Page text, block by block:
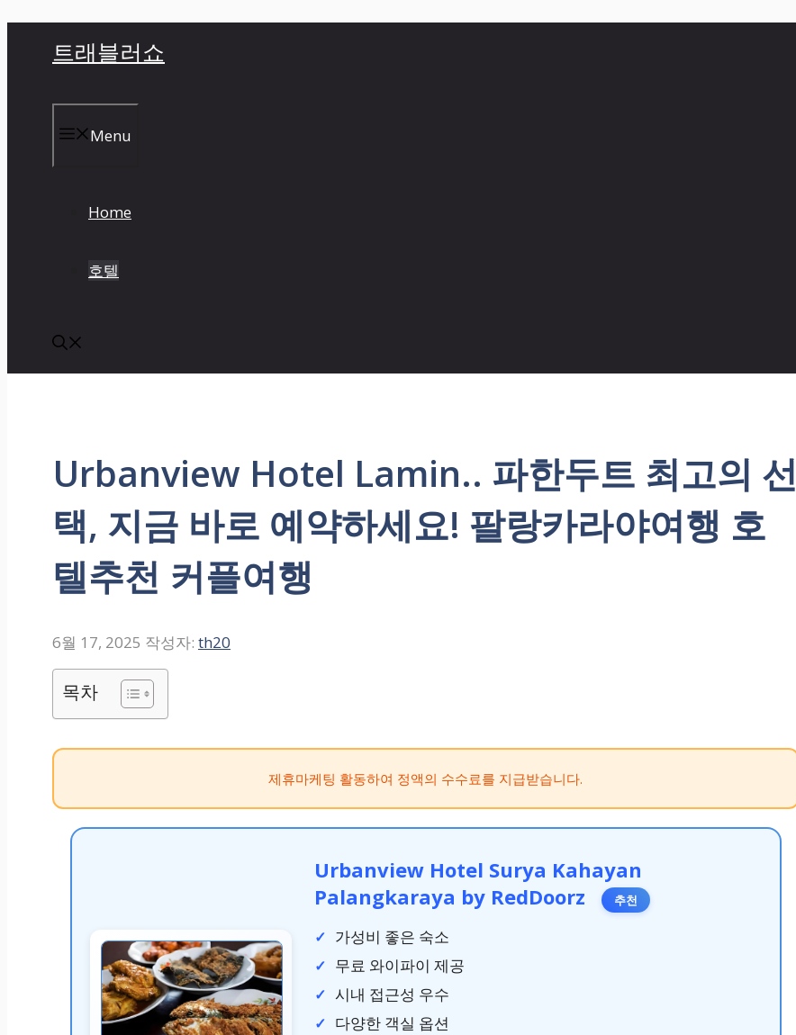
트래블러쇼
Menu
Home
호텔
Urbanview Hotel Lamin.. 파한두트 최고의 선
택, 지금 바로 예약하세요! 팔랑카라야여행 호
텔추천 커플여행
6월 17, 2025 작성자: th20
목차
제휴마케팅 활동하여 정액의 수수료를 지급받습니다.
Urbanview Hotel Surya Kahayan
Palangkaraya by RedDoorz
추천
가성비 좋은 숙소
무료 와이파이 제공
시내 접근성 우수
다양한 객실 옵션